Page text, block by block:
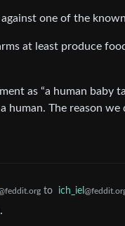
one of the
at least produce
as “a human
human. The reason
to ich_iel